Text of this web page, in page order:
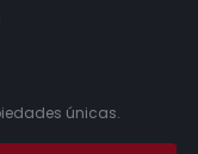
únicas.